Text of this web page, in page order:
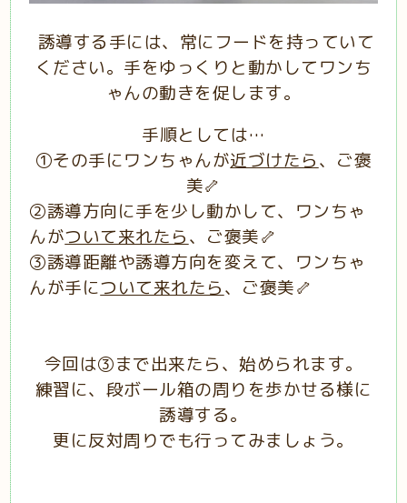
誘導する手には、常にフードを持っていて
ください。手をゆっくりと動かしてワンち
ゃんの動きを促します。
手順としては…
①その手にワンちゃんが近づけたら、ご褒
美🦴
②誘導方向に手を少し動かして、ワンちゃ
んがついて来れたら、ご褒美🦴
③誘導距離や誘導方向を変えて、ワンちゃ
んが手について来れたら、ご褒美🦴
今回は③まで出来たら、始められます。
練習に、段ボール箱の周りを歩かせる様に
誘導する。
更に反対周りでも行ってみましょう。